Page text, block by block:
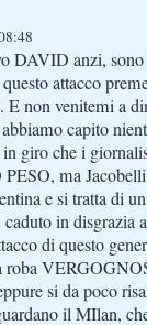
DAVID anzi, sono
attacco
E non venitemi a
capito
giro che i
ma
e si tratta di
caduto in disgrazia
di questo
si da poco
il MIlan,